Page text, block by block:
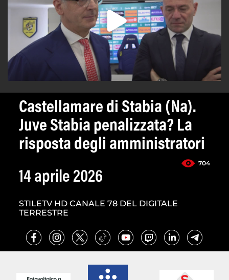
Castellamare di Stabia (Na).
Juve Stabia penalizzata? La
risposta degli amministratori
704
14 aprile 2026
STILETV HD CANALE 78 DEL DIGITALE
TERRESTRE